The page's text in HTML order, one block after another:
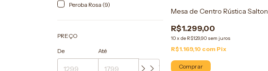
Peroba Rosa (9)
PREÇO
De Até
Mesa de Centro Rústica Salton
R$1.299,00
10xde R$129,90 sem juros
R$1.169,10 com Pix
Comprar